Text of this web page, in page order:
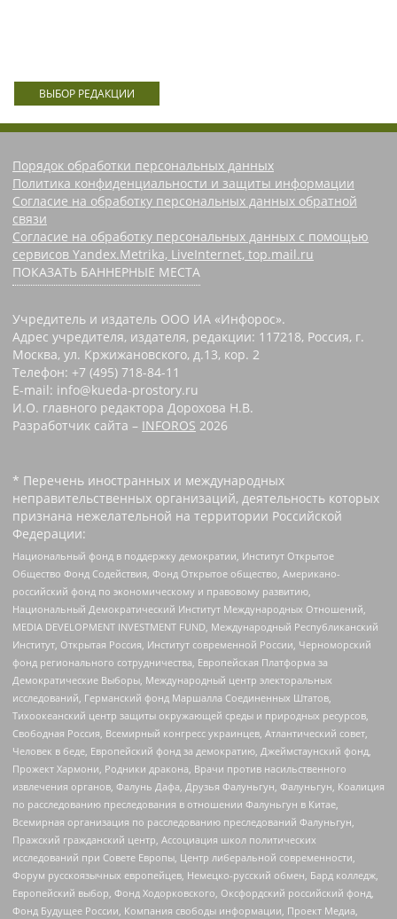
ВЫБОР РЕДАКЦИИ
Порядок обработки персональных данных
Политика конфиденциальности и защиты информации
Согласие на обработку персональных данных обратной
связи
Согласие на обработку персональных данных с помощью
сервисов Yandex.Metrika, LiveInternet, top.mail.ru
ПОКАЗАТЬ БАННЕРНЫЕ МЕСТА
Учредитель и издатель ООО ИА «Инфорос».
Адрес учредителя, издателя, редакции: 117218, Россия, г.
Москва, ул. Кржижановского, д.13, кор. 2
Телефон: +7 (495) 718-84-11
E-mail: info@kueda-prostory.ru
И.О. главного редактора Дорохова Н.В.
Разработчик сайта – INFOROS 2026
* Перечень иностранных и международных
неправительственных организаций, деятельность которых
признана нежелательной на территории Российской
Федерации:
Национальный фонд в поддержку демократии, Институт Открытое
Общество Фонд Содействия, Фонд Открытое общество, Американо-
российский фонд по экономическому и правовому развитию,
Национальный Демократический Институт Международных Отношений,
MEDIA DEVELOPMENT INVESTMENT FUND, Международный Республиканский
Институт, Открытая Россия, Институт современной России, Черноморский
фонд регионального сотрудничества, Европейская Платформа за
Демократические Выборы, Международный центр электоральных
исследований, Германский фонд Маршалла Соединенных Штатов,
Тихоокеанский центр защиты окружающей среды и природных ресурсов,
Свободная Россия, Всемирный конгресс украинцев, Атлантический совет,
Человек в беде, Европейский фонд за демократию, Джеймстаунский фонд,
Прожект Хармони, Родники дракона, Врачи против насильственного
извлечения органов, Фалунь Дафа, Друзья Фалуньгун, Фалуньгун, Коалиция
по расследованию преследования в отношении Фалуньгун в Китае,
Всемирная организация по расследованию преследований Фалуньгун,
Пражский гражданский центр, Ассоциация школ политических
исследований при Совете Европы, Центр либеральной современности,
Форум русскоязычных европейцев, Немецко-русский обмен, Бард колледж,
Европейский выбор, Фонд Ходорковского, Оксфордский российский фонд,
Фонд Будущее России, Компания свободы информации, Проект Медиа,